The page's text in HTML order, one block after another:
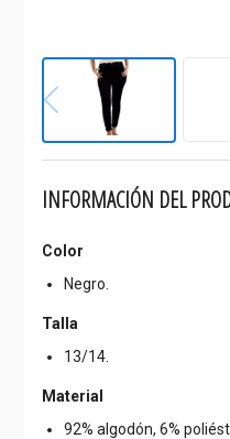
INFORMACIÓN DEL
Color
Negro.
Talla
13/14.
Material
92% algodón, 6%